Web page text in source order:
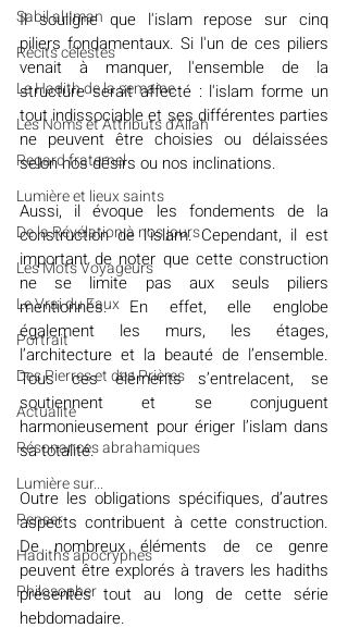
Sabil al-Iman
Récits célestes
Le Hadith de la semaine
Les Noms et Attributs d'Allah
Regard fraternel
Lumière et lieux saints
De la Révélation à nos jours
Les Mots Voyageurs
Le Vrai du Faux
Portrait
Des Pierres et des Prières
Actualité
Résonances abrahamiques
Lumière sur...
Penser
Hadiths apocryphes
Philosopher
Il souligne que l'islam repose sur cinq
piliers fondamentaux. Si l'un de ces piliers
venait à manquer, l'ensemble de la
structure serait affecté : l'islam forme un
tout indissociable et ses différentes parties
ne peuvent être choisies ou délaissées
selon nos désirs ou nos inclinations.
Aussi, il évoque les fondements de la
construction de l’islam. Cependant, il est
important de noter que cette construction
ne se limite pas aux seuls piliers
mentionnés. En effet, elle englobe
également les murs, les étages,
l’architecture et la beauté de l’ensemble.
Tous ces éléments s’entrelacent, se
soutiennent et se conjuguent
harmonieusement pour ériger l’islam dans
sa totalité.
Outre les obligations spécifiques, d’autres
aspects contribuent à cette construction.
De nombreux éléments de ce genre
peuvent être explorés à travers les hadiths
présentés tout au long de cette série
hebdomadaire.